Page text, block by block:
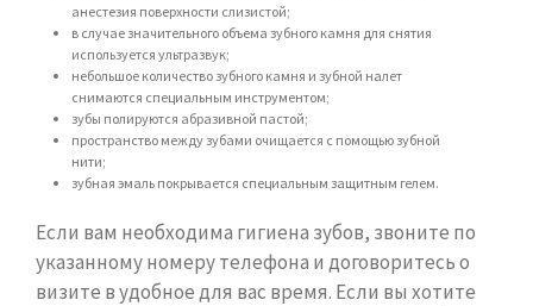
анестезия поверхности слизистой;
в случае значительного объема зубного камня для снятия
используется ультразвук;
небольшое количество зубного камня и зубной налет
снимаются специальным инструментом;
зубы полируются абразивной пастой;
пространство между зубами очищается с помощью зубной
нити;
зубная эмаль покрывается специальным защитным гелем.
Если вам необходима гигиена зубов, звоните по
указанному номеру телефона и договоритесь о
визите в удобное для вас время. Если вы хотите